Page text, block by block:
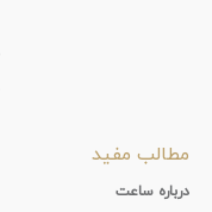
مطالب مفید
درباره ساعت